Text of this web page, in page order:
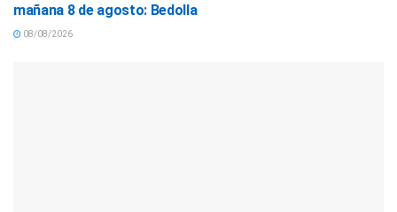
mañana 8 de agosto: Bedolla
08/08/2026